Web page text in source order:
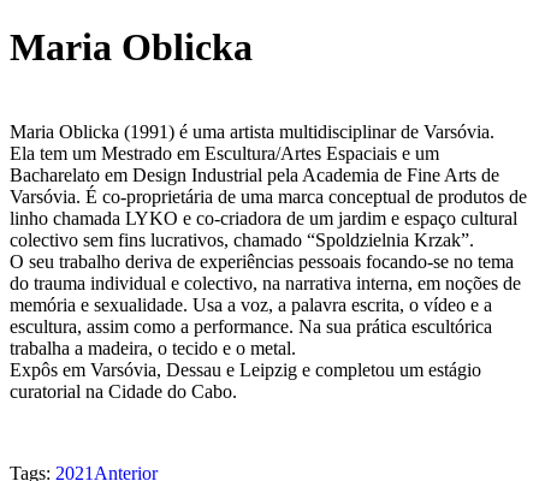
Maria Oblicka
Maria Oblicka (1991) é uma artista multidisciplinar de Varsóvia.
Ela tem um Mestrado em Escultura/Artes Espaciais e um
Bacharelato em Design Industrial pela Academia de Fine Arts de
Varsóvia. É co-proprietária de uma marca conceptual de produtos de
linho chamada LYKO e co-criadora de um jardim e espaço cultural
colectivo sem fins lucrativos, chamado “Spoldzielnia Krzak”.
O seu trabalho deriva de experiências pessoais focando-se no tema
do trauma individual e colectivo, na narrativa interna, em noções de
memória e sexualidade. Usa a voz, a palavra escrita, o vídeo e a
escultura, assim como a performance. Na sua prática escultórica
trabalha a madeira, o tecido e o metal.
Expôs em Varsóvia, Dessau e Leipzig e completou um estágio
curatorial na Cidade do Cabo.
Tags: 2021 Anterior